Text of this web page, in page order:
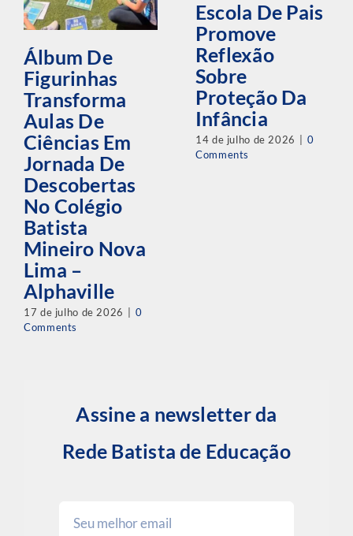
Álbum De
Figurinhas
Transforma
Aulas De
Ciências Em
Jornada De
Descobertas
No Colégio
Batista
Mineiro Nova
Lima –
Alphaville
17 de julho de 2026 | 0
Comments
Escola De Pais
Promove
Reflexão
Sobre
Proteção Da
Infância
14 de julho de 2026
0
Comments
Assine a newsletter da
Rede Batista de Educação